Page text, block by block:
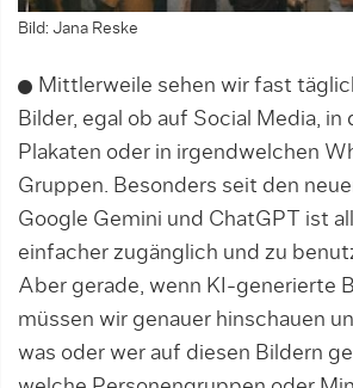
Bild: Jana Reske
Mittlerweile sehen wir fast
Bilder, egal ob auf Social Media, in
Plakaten oder in irgendwelchen
Gruppen. Besonders seit den
Google Gemini und ChatGPT ist
einfacher zugänglich und zu
Aber gerade, wenn KI-generierte
müssen wir genauer hinschauen
was oder wer auf diesen Bildern